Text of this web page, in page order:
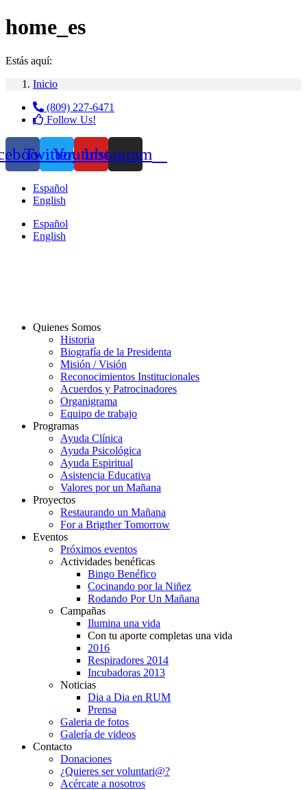
home_es
Estás aquí:
Inicio
(809) 227-6471
Follow Us!
TwitterYoutubeInstagram
Español
English
Español
English
Quienes Somos
Historia
Biografía de la Presidenta
Misión / Visión
Reconocimientos Institucionales
Acuerdos y Patrocinadores
Organigrama
Equipo de trabajo
Programas
Ayuda Clínica
Ayuda Psicológica
Ayuda Espiritual
Asistencia Educativa
Valores por un Mañana
Proyectos
Restaurando un Mañana
For a Brigther Tomorrow
Eventos
Próximos eventos
Actividades benéficas
Bingo Benéfico
Cocinando por la Niñez
Rodando Por Un Mañana
Campañas
Ilumina una vida
Con tu aporte completas una vida
2016
Respiradores 2014
Incubadoras 2013
Noticias
Dia a Dia en RUM
Prensa
Galeria de fotos
Galería de videos
Contacto
Donaciones
¿Quieres ser voluntari@?
Acércate a nosotros